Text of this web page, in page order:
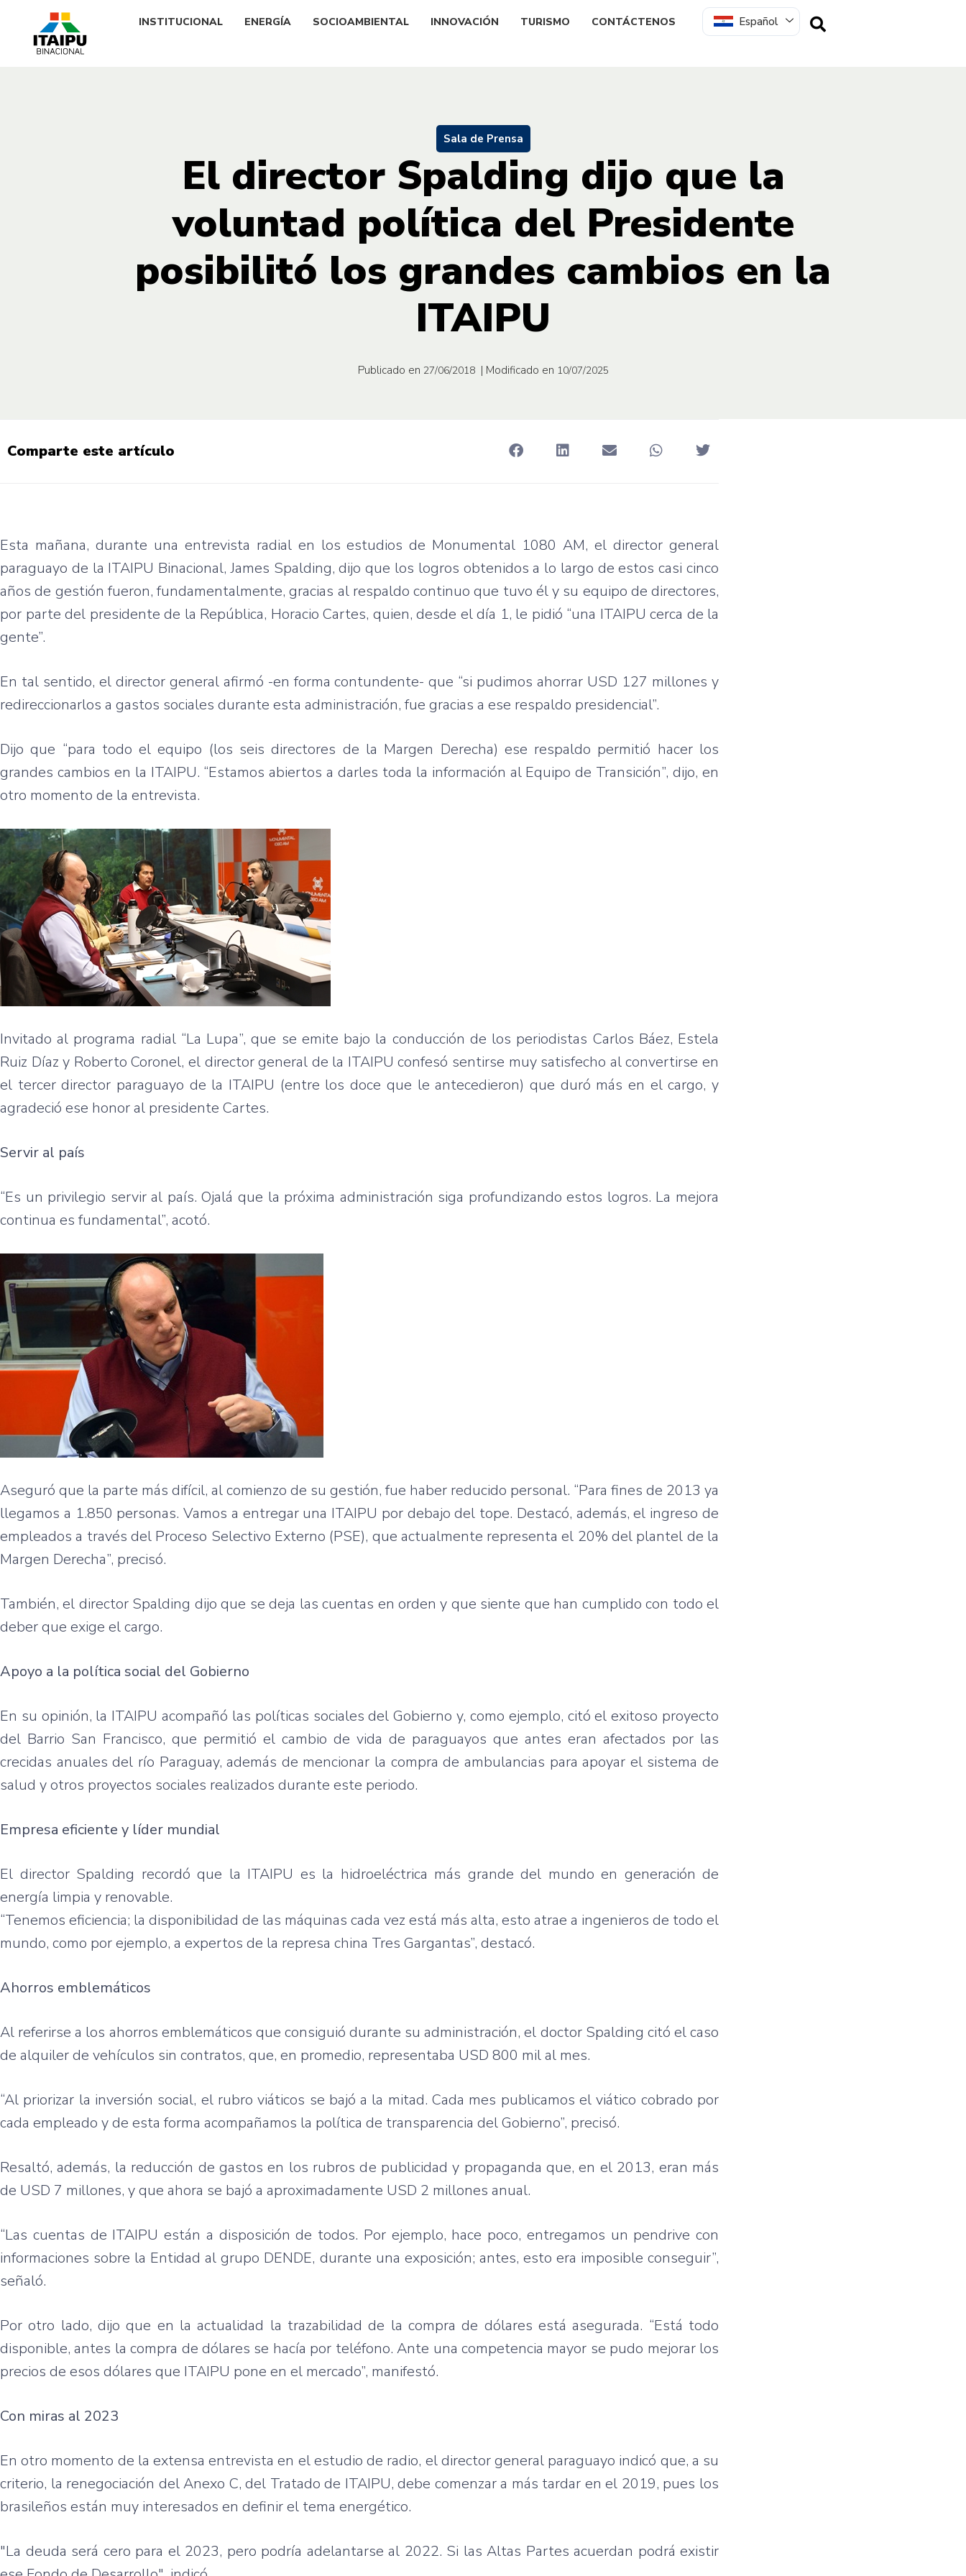
INSTITUCIONAL ENERGÍA SOCIOAMBIENTAL INNOVACIÓN TURISMO CONTÁCTENOS Español
Sala de Prensa
El director Spalding dijo que la
voluntad política del Presidente
posibilitó los grandes cambios en la
ITAIPU
Publicado en 27/06/2018 | Modificado en 10/07/2025
Comparte este artículo
Esta mañana, durante una entrevista radial en los estudios de Monumental 1080 AM, el director general
paraguayo de la ITAIPU Binacional, James Spalding, dijo que los logros obtenidos a lo largo de estos casi cinco
años de gestión fueron, fundamentalmente, gracias al respaldo continuo que tuvo él y su equipo de directores,
por parte del presidente de la República, Horacio Cartes, quien, desde el día 1, le pidió “una ITAIPU cerca de la
gente”.
En tal sentido, el director general afirmó -en forma contundente- que “si pudimos ahorrar USD 127 millones y
redireccionarlos a gastos sociales durante esta administración, fue gracias a ese respaldo presidencial”.
Dijo que “para todo el equipo (los seis directores de la Margen Derecha) ese respaldo permitió hacer los
grandes cambios en la ITAIPU. “Estamos abiertos a darles toda la información al Equipo de Transición”, dijo, en
otro momento de la entrevista.
Invitado al programa radial “La Lupa”, que se emite bajo la conducción de los periodistas Carlos Báez, Estela
Ruiz Díaz y Roberto Coronel, el director general de la ITAIPU confesó sentirse muy satisfecho al convertirse en
el tercer director paraguayo de la ITAIPU (entre los doce que le antecedieron) que duró más en el cargo, y
agradeció ese honor al presidente Cartes.
Servir al país
“Es un privilegio servir al país. Ojalá que la próxima administración siga profundizando estos logros. La mejora
continua es fundamental”, acotó.
Aseguró que la parte más difícil, al comienzo de su gestión, fue haber reducido personal. “Para fines de 2013 ya
llegamos a 1.850 personas. Vamos a entregar una ITAIPU por debajo del tope. Destacó, además, el ingreso de
empleados a través del Proceso Selectivo Externo (PSE), que actualmente representa el 20% del plantel de la
Margen Derecha”, precisó.
También, el director Spalding dijo que se deja las cuentas en orden y que siente que han cumplido con todo el
deber que exige el cargo.
Apoyo a la política social del Gobierno
En su opinión, la ITAIPU acompañó las políticas sociales del Gobierno y, como ejemplo, citó el exitoso proyecto
del Barrio San Francisco, que permitió el cambio de vida de paraguayos que antes eran afectados por las
crecidas anuales del río Paraguay, además de mencionar la compra de ambulancias para apoyar el sistema de
salud y otros proyectos sociales realizados durante este periodo.
Empresa eficiente y líder mundial
El director Spalding recordó que la ITAIPU es la hidroeléctrica más grande del mundo en generación de
energía limpia y renovable.
“Tenemos eficiencia; la disponibilidad de las máquinas cada vez está más alta, esto atrae a ingenieros de todo el
mundo, como por ejemplo, a expertos de la represa china Tres Gargantas”, destacó.
Ahorros emblemáticos
Al referirse a los ahorros emblemáticos que consiguió durante su administración, el doctor Spalding citó el caso
de alquiler de vehículos sin contratos, que, en promedio, representaba USD 800 mil al mes.
“Al priorizar la inversión social, el rubro viáticos se bajó a la mitad. Cada mes publicamos el viático cobrado por
cada empleado y de esta forma acompañamos la política de transparencia del Gobierno”, precisó.
Resaltó, además, la reducción de gastos en los rubros de publicidad y propaganda que, en el 2013, eran más
de USD 7 millones, y que ahora se bajó a aproximadamente USD 2 millones anual.
“Las cuentas de ITAIPU están a disposición de todos. Por ejemplo, hace poco, entregamos un pendrive con
informaciones sobre la Entidad al grupo DENDE, durante una exposición; antes, esto era imposible conseguir”,
señaló.
Por otro lado, dijo que en la actualidad la trazabilidad de la compra de dólares está asegurada. “Está todo
disponible, antes la compra de dólares se hacía por teléfono. Ante una competencia mayor se pudo mejorar los
precios de esos dólares que ITAIPU pone en el mercado”, manifestó.
Con miras al 2023
En otro momento de la extensa entrevista en el estudio de radio, el director general paraguayo indicó que, a su
criterio, la renegociación del Anexo C, del Tratado de ITAIPU, debe comenzar a más tardar en el 2019, pues los
brasileños están muy interesados en definir el tema energético.
"La deuda será cero para el 2023, pero podría adelantarse al 2022. Si las Altas Partes acuerdan podrá existir